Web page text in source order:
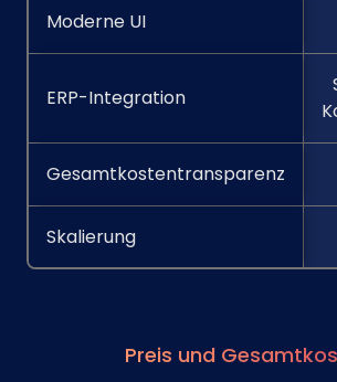
Moderne UI
ERP-Integration
Gesamtkostentransparenz
Skalierung
Preis und